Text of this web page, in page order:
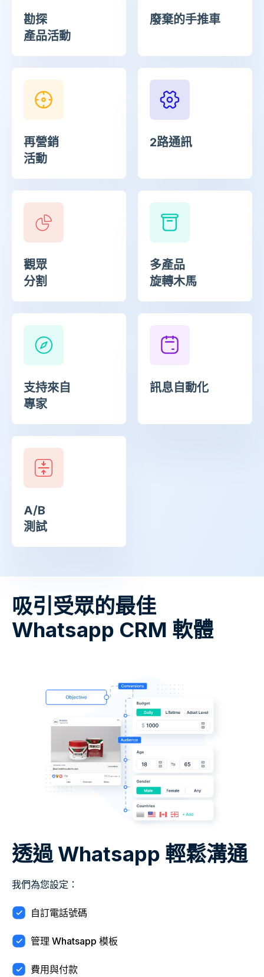
勘探
產品活動
廢棄的手推車
再營銷
活動
2路通訊
觀眾
分割
多產品
旋轉木馬
支持來自
專家
訊息自動化
A/B
測試
吸引受眾的最佳
Whatsapp CRM 軟體
透過 Whatsapp 輕鬆溝通
我們為您設定：
自訂電話號碼
管理 Whatsapp 模板
費用與付款